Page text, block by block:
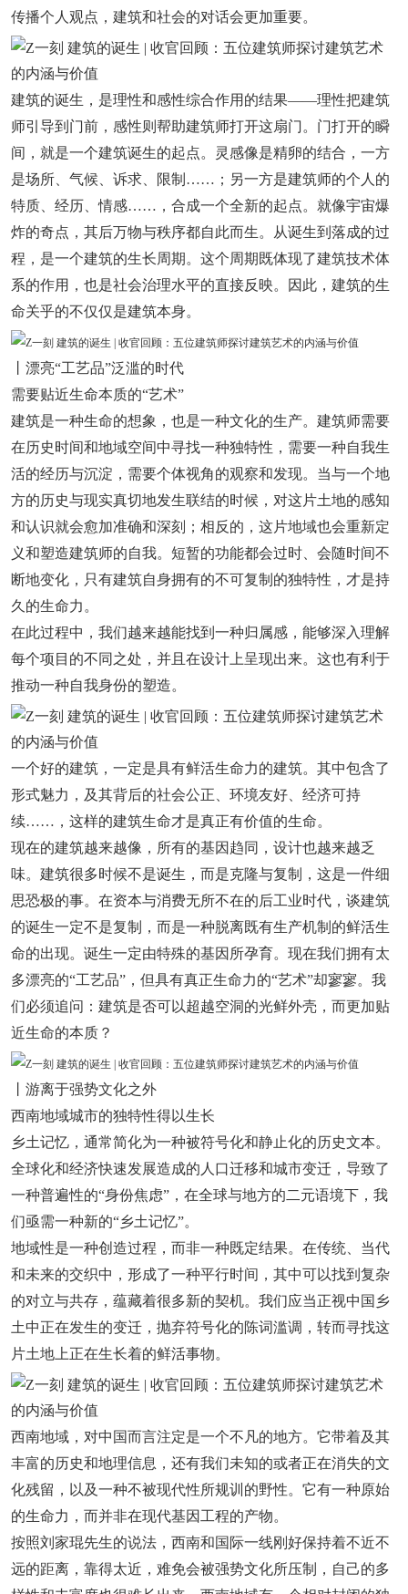
传播个人观点，建筑和社会的对话会更加重要。
建筑的诞生，是理性和感性综合作用的结果——理性把建筑
师引导到门前，感性则帮助建筑师打开这扇门。门打开的瞬
间，就是一个建筑诞生的起点。灵感像是精卵的结合，一方
是场所、气候、诉求、限制……；另一方是建筑师的个人的
特质、经历、情感……，合成一个全新的起点。就像宇宙爆
炸的奇点，其后万物与秩序都自此而生。从诞生到落成的过
程，是一个建筑的生长周期。这个周期既体现了建筑技术体
系的作用，也是社会治理水平的直接反映。因此，建筑的生
命关乎的不仅仅是建筑本身。
丨漂亮“工艺品”泛滥的时代
需要贴近生命本质的“艺术”
建筑是一种生命的想象，也是一种文化的生产。建筑师需要
在历史时间和地域空间中寻找一种独特性，需要一种自我生
活的经历与沉淀，需要个体视角的观察和发现。当与一个地
方的历史与现实真切地发生联结的时候，对这片土地的感知
和认识就会愈加准确和深刻；相反的，这片地域也会重新定
义和塑造建筑师的自我。短暂的功能都会过时、会随时间不
断地变化，只有建筑自身拥有的不可复制的独特性，才是持
久的生命力。
在此过程中，我们越来越能找到一种归属感，能够深入理解
每个项目的不同之处，并且在设计上呈现出来。这也有利于
推动一种自我身份的塑造。
一个好的建筑，一定是具有鲜活生命力的建筑。其中包含了
形式魅力，及其背后的社会公正、环境友好、经济可持
续……，这样的建筑生命才是真正有价值的生命。
现在的建筑越来越像，所有的基因趋同，设计也越来越乏
味。建筑很多时候不是诞生，而是克隆与复制，这是一件细
思恐极的事。在资本与消费无所不在的后工业时代，谈建筑
的诞生一定不是复制，而是一种脱离既有生产机制的鲜活生
命的出现。诞生一定由特殊的基因所孕育。现在我们拥有太
多漂亮的“工艺品”，但具有真正生命力的“艺术”却寥寥。我
们必须追问：建筑是否可以超越空洞的光鲜外壳，而更加贴
近生命的本质？
丨游离于强势文化之外
西南地域城市的独特性得以生长
乡土记忆，通常简化为一种被符号化和静止化的历史文本。
全球化和经济快速发展造成的人口迁移和城市变迁，导致了
一种普遍性的“身份焦虑”，在全球与地方的二元语境下，我
们亟需一种新的“乡土记忆”。
地域性是一种创造过程，而非一种既定结果。在传统、当代
和未来的交织中，形成了一种平行时间，其中可以找到复杂
的对立与共存，蕴藏着很多新的契机。我们应当正视中国乡
土中正在发生的变迁，抛弃符号化的陈词滥调，转而寻找这
片土地上正在生长着的鲜活事物。
西南地域，对中国而言注定是一个不凡的地方。它带着及其
丰富的历史和地理信息，还有我们未知的或者正在消失的文
化残留，以及一种不被现代性所规训的野性。它有一种原始
的生命力，而并非在现代基因工程的产物。
按照刘家琨先生的说法，西南和国际一线刚好保持着不近不
远的距离，靠得太近，难免会被强势文化所压制，自己的多